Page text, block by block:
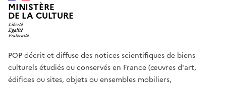
MINISTÈRE
DE LA CULTURE
POP décrit et diffuse des notices scientifiques de biens
culturels étudiés ou conservés en France (œuvres d'art,
édifices ou sites, objets ou ensembles mobiliers,